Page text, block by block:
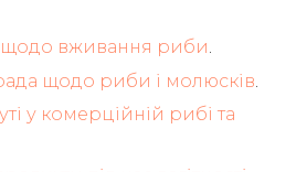
щодо вживання риби.
щодо риби і молюсків
у комерційній рибі та